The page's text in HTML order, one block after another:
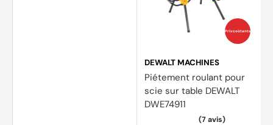
Prix coûtants
DEWALT MACHINES
Piétement roulant pour
scie sur table DEWALT
DWE74911